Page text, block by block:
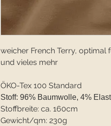
weicher French Terry, optimal
und vieles mehr
ÖKO-Tex 100 Standard
Stoff: 96% Baumwolle, 4%
Stoffbreite: ca. 160cm
Gewicht/qm: 230g